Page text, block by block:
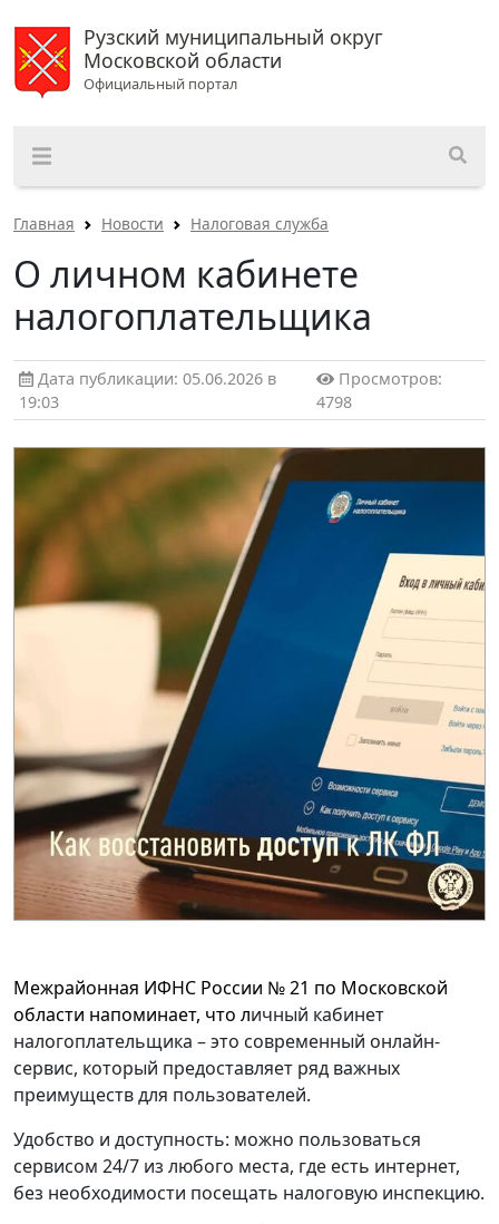
Рузский муниципальный округ
Московской области
Официальный портал
Главная Новости Налоговая служба
О личном кабинете
налогоплательщика
Дата публикации: 05.06.2026 в
19:03
Просмотров:
4798
Межрайонная ИФНС России № 21 по Московской
области напоминает, что личный кабинет
налогоплательщика – это современный онлайн-
сервис, который предоставляет ряд важных
преимуществ для пользователей.
Удобство и доступность: можно пользоваться
сервисом 24/7 из любого места, где есть интернет,
без необходимости посещать налоговую инспекцию.